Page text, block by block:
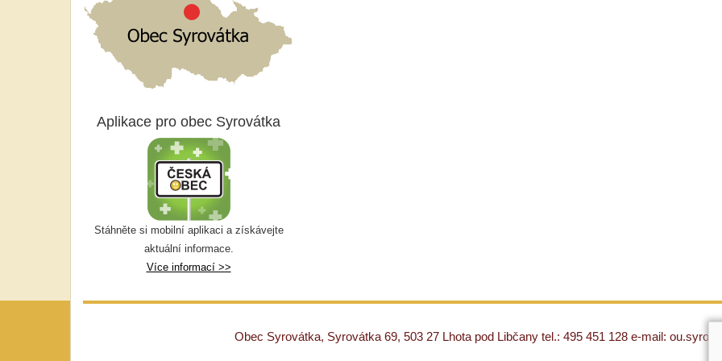
Aplikace pro obec Syrovátka
Stáhněte si mobilní aplikaci a získávejte
aktuální informace.
Více informací >>
Obec Syrovátka, Syrovátka 69, 503 27 Lhota pod Libčany tel.: 495 451 128 e-mail: